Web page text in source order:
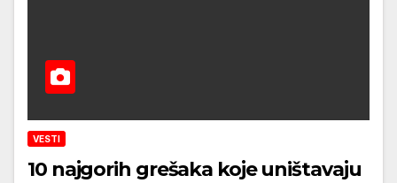
VESTI
10 najgorih grešaka koje uništavaju